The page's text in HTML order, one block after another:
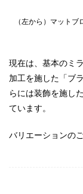
（左から）マット
現在は、基本のミ
加工を施した「ブ
らには装飾を施し
ています。
バリエーションの